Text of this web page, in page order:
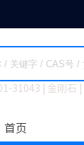
31043 金刚石
首页